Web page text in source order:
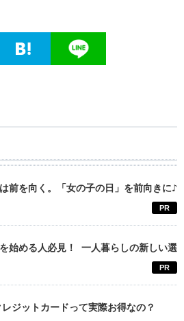
前を向く。「女の子の日」を前向きに♪
PR
始める人必見！ 一人暮らしの新しい選
PR
ジットカードって実際お得なの？